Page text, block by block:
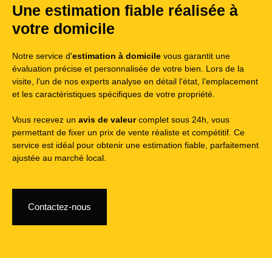
Une estimation fiable réalisée à
votre domicile
Notre service d'estimation à domicile vous garantit une
évaluation précise et personnalisée de votre bien. Lors de la
visite, l’un de nos experts analyse en détail l’état, l’emplacement
et les caractéristiques spécifiques de votre propriété.
Vous recevez un avis de valeurcomplet sous 24h, vous
permettant de fixer un prix de vente réaliste et compétitif. Ce
service est idéal pour obtenir une estimation fiable, parfaitement
ajustée au marché local.
Contactez-nous